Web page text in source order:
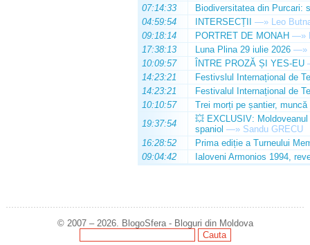
07:14:33
Biodiversitatea din Purcari:
04:59:54
INTERSECȚII —» Leo
09:18:14
PORTRET DE MONAH —»
17:38:13
Luna Plina 29 iulie 2026 —»
10:09:57
ÎNTRE PROZĂ ȘI YES-EU
14:23:21
Festivslul Internațional de
14:23:21
Festivalul Internațional de
10:10:57
Trei morți pe șantier, muncă
19:37:54
💥 EXCLUSIV:
spaniol —» Sandu GRECU
16:28:52
Prima ediție a Turneului
09:04:42
Ialoveni Armonios 1994,
© 2007 – 2026. BlogoSfera - Bloguri din Moldova